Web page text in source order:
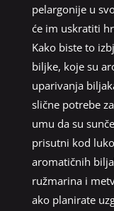
pelargonije u
će im uskratiti
Kako biste to
biljke, koje su
uparivanja
slične potrebe
umu da su
prisutni kod
aromatičnih
ružmarina i
ako planirate